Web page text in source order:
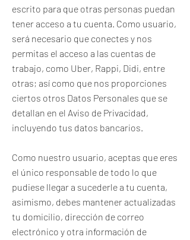
escrito para que otras personas puedan
tener acceso a tu cuenta. Como usuario,
será necesario que conectes y nos
permitas el acceso a las cuentas de
trabajo, como Uber, Rappi, Didi, entre
otras; así como que nos proporciones
ciertos otros Datos Personales que se
detallan en el Aviso de Privacidad,
incluyendo tus datos bancarios.
Como nuestro usuario, aceptas que eres
el único responsable de todo lo que
pudiese llegar a sucederle a tu cuenta,
asimismo, debes mantener actualizadas
tu domicilio, dirección de correo
electrónico y otra información de